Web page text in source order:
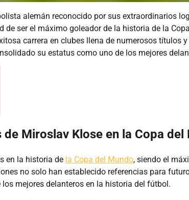
alemán reconocido por sus extraordinarios
de ser el máximo goleador de la historia de la
carrera en clubes llena de numerosos títulos
su estatus como uno de los mejores
Miroslav Klose en la Copa del
en la historia de la Copa del Mundo, siendo el
no solo han establecido referencias para
mejores delanteros en la historia del fútbol.